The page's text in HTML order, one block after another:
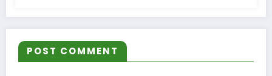
POST COMMENT